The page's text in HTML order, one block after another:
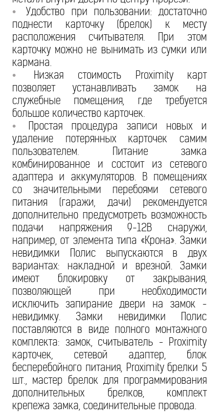
•
Удобство при пользовании: достаточно
поднести карточку (брелок) к месту
расположения считывателя. При этом
карточку можно не вынимать из сумки или
кармана.
•
Низкая стоимость Proximity карт
позволяет устанавливать замок на
служебные помещения, где требуется
большое количество карточек.
•
Простая процедура записи новых и
удаление потерянных карточек самим
пользователем. Питание замка
комбинированное и состоит из сетевого
адаптера и аккумуляторов. В помещениях
со значительными перебоями сетевого
питания (гаражи, дачи) рекомендуется
дополнительно предусмотреть возможность
подачи напряжения 9-12В снаружи,
например, от элемента типа «Крона». Замки
невидимки Полис выпускаются в двух
вариантах: накладной и врезной. Замки
имеют блокировку от закрывания,
позволяющей при необходимости
исключить запирание двери на замок -
невидимку. Замки невидимки Полис
поставляются в виде полного монтажного
комплекта: замок, считыватель - Proximity
карточек, сетевой адаптер, блок
бесперебойного питания, Proximity брелки 5
шт., мастер брелок для программирования
дополнительных брелков, комплект
крепежа замка, соединительные провода.